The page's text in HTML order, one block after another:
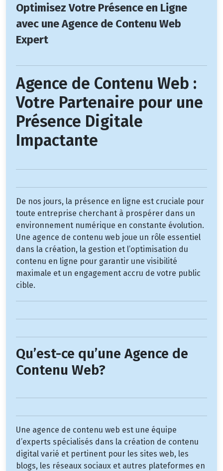
Optimisez Votre Présence en Ligne
avec une Agence de Contenu Web
Expert
Agence de Contenu Web :
Votre Partenaire pour une
Présence Digitale
Impactante
De nos jours, la présence en ligne est cruciale pour
toute entreprise cherchant à prospérer dans un
environnement numérique en constante évolution.
Une agence de contenu web joue un rôle essentiel
dans la création, la gestion et l’optimisation du
contenu en ligne pour garantir une visibilité
maximale et un engagement accru de votre public
cible.
Qu’est-ce qu’une Agence de
Contenu Web?
Une agence de contenu web est une équipe
d’experts spécialisés dans la création de contenu
digital varié et pertinent pour les sites web, les
blogs, les réseaux sociaux et autres plateformes en